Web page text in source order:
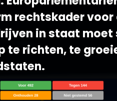
rechtskader
in staat moet
te richten, te